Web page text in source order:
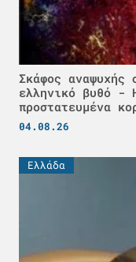
Σκάφος αναψυχής
ελληνικό βυθό -
προστατευμένα
04.08.26
Ελλάδα